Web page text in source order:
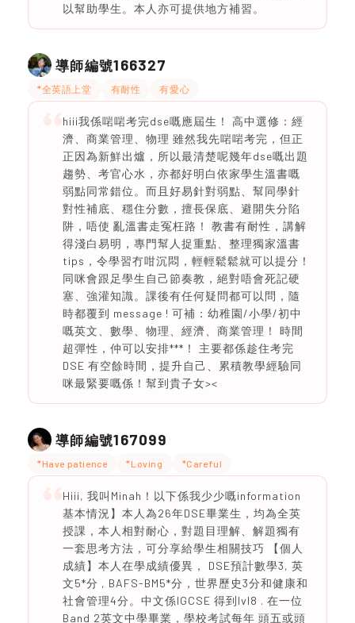
以幫助學生。本人亦可提供地方補習。
導師編號166327
*全英語上堂 有耐性 有愛心
hiii我係啱啱考完dse嘅應屆生！ 高中選修：經
濟、商業管理、物理 雖然我先啱啱考完，但正
正因為新鮮出爐，所以最清楚呢幾年dse嘅出題
趨勢、考官心水，亦都好明白依家學生溫書嘅
弱點同常錯位。而且好易針對弱點、幫同學針
對性補底、穩住分數，擅長保底、避開失分陷
阱，唔使 亂溫書走冤枉路！ 教書有耐性，講解
得淺白易明，專門幫人捉重點、整理獨家溫書
tips，令學習冇咁沉悶，輕輕鬆鬆就可以提分！
同咪會跟足學生自己節奏教，絕對唔會死記硬
塞、強灌知識。課後有任何疑問都可以問，隨
時都覆到 message ! 可補：幼稚園/小學/初中
嘅英文、數學、物理、經濟、商業管理！ 時間
超彈性，仲可以安排***！ 主要都係趁住考完
DSE 有空餘時間，提升自己、累積教學經驗同
咪最緊要嘅係！幫到貴子女><
導師編號167099
*Have patience *Loving *Careful
Hiii, 我叫Minah！以下係我少少嘅information
基本情況】本人為26年DSE畢業生，均為全英
授課，本人相對耐心，對題目理解、解題獨有
一套思考方法，可分享給學生相關技巧 【個人
成績】本人在學成績優異， DSE預計數學3, 英
文5*分 , BAFS-BM5*分，世界歷史3分和健康和
社會管理4分。中文係IGCSE 得到lvl8 . 在一位
Band 2英文中學畢業，學校考試每年 頭五或頭